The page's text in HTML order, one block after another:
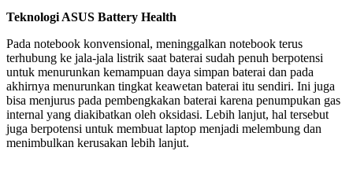
Teknologi ASUS Battery Health
Pada notebook konvensional, meninggalkan notebook terus
terhubung ke jala-jala listrik saat baterai sudah penuh berpotensi
untuk menurunkan kemampuan daya simpan baterai dan pada
akhirnya menurunkan tingkat keawetan baterai itu sendiri. Ini juga
bisa menjurus pada pembengkakan baterai karena penumpukan gas
internal yang diakibatkan oleh oksidasi. Lebih lanjut, hal tersebut
juga berpotensi untuk membuat laptop menjadi melembung dan
menimbulkan kerusakan lebih lanjut.